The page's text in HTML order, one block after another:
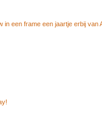
in een frame een jaartje erbij van